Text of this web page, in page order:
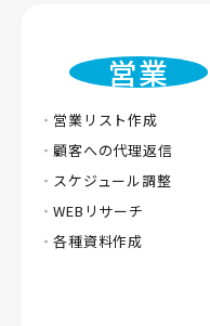
営業
営業リスト作成
顧客への代理返信
スケジュール調整
WEBリサーチ
各種資料作成